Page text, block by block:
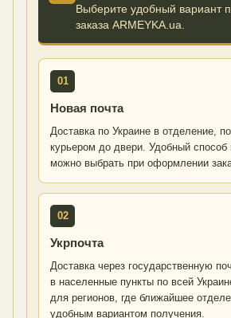
Выберите удобный вариант
заказа ARMEYKA.ua.
01
Новая почта
Доставка по Украине в отделение,
курьером до двери. Удобный способ
можно выбрать при оформлении
02
Укрпочта
Доставка через государственную
в населенные пункты по всей
для регионов, где ближайшее
удобным вариантом получения.